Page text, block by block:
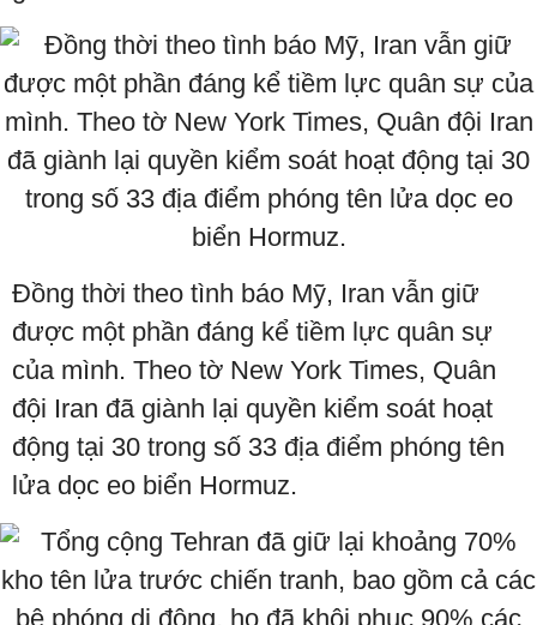
Đồng thời theo tình báo Mỹ, Iran vẫn giữ
được một phần đáng kể tiềm lực quân sự
của mình. Theo tờ New York Times, Quân
đội Iran đã giành lại quyền kiểm soát hoạt
động tại 30 trong số 33 địa điểm phóng tên
lửa dọc eo biển Hormuz.